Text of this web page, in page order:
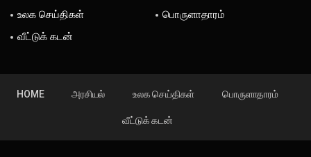
உலக செய்திகள்
பொருளாதாரம்
வீட்டுக் கடன்
HOME அரசியல் உலக செய்திகள் பொருளாதாரம்
வீட்டுக் கடன்